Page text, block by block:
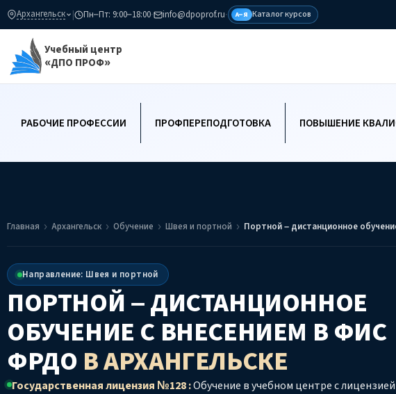
Архангельск | Пн–Пт: 9:00–18:00· info@dpoprof.ru· А–Я Каталог курсов
Учебный центр
«ДПО ПРОФ»
РАБОЧИЕ ПРОФЕССИИ ПРОФПЕРЕПОДГОТОВКА ПОВЫШЕНИЕ
Главная Архангельск Обучение Швея и портной Портной – дистанционное
Направление: Швея и портной
ПОРТНОЙ – ДИСТАНЦИОННОЕ
ОБУЧЕНИЕ С ВНЕСЕНИЕМ В ФИС
ФРДО В АРХАНГЕЛЬСКЕ
Государственная лицензия №128 :Обучение в учебном центре с